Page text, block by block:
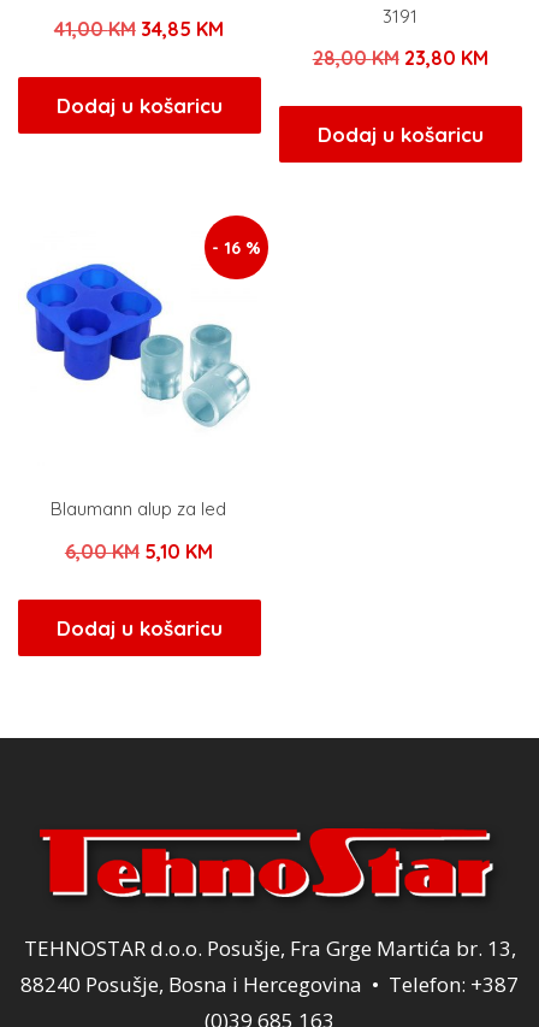
41,00KM Izvorna
bila
je:
34,85 KMTrenutna
34,85 KM.
Dodaj u košaricu
3191
28,00KM Izvorna
bila
je:
23,80 KM
Dodaj u košaricu
- 16 %
Blaumann alup za led
6,00KM Izvorna
bila
je:
5,10 KMTrenutna
je:
5,10 KM.
Dodaj u košaricu
TEHNOSTAR d.o.o. Posušje, Fra Grge Martića br. 13,
88240 Posušje, Bosna i Hercegovina • Telefon: +387
(0)39 685 163